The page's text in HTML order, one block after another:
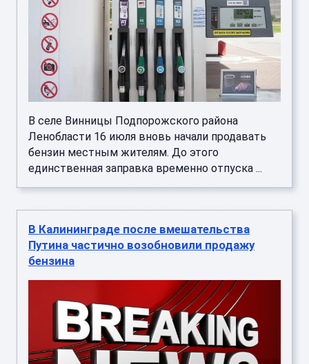
В селе Винницы Подпорожского района
Ленобласти 16 июля вновь начали продавать
бензин местным жителям. До этого
единственная заправка временно отпуска ...
В Калининграде после вмешательства
Путина частично возобновили продажу
бензина